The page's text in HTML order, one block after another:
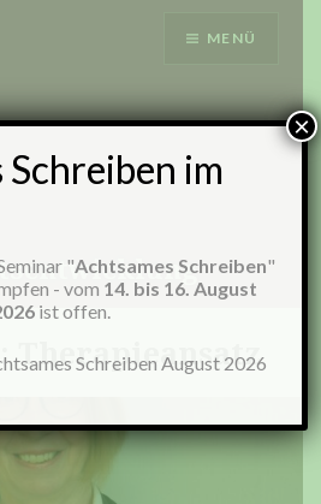
MENÜ
Therapieansatz
im
"Achtsames Schreiben"
- vom 14. bis 16. August
ist offen.
Schreiben August 2026
×